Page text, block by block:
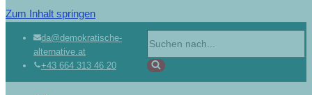
Zum Inhalt springen
da@demokratische-
alternative.at
+43 664 313 46 20